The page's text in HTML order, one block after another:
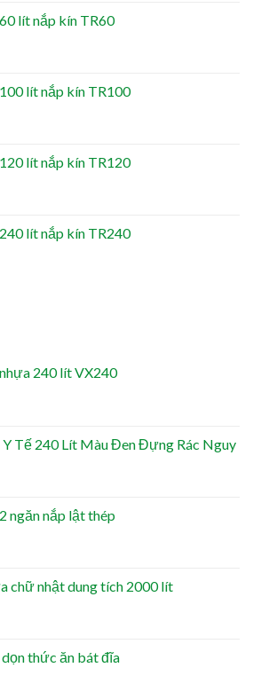
lít nắp kín TR60
lít nắp kín TR100
lít nắp kín TR120
lít nắp kín TR240
240 lít VX240
Y Tế 240 Lít Màu Đen Đựng Rác Nguy
ngăn nắp lật thép
chữ nhật dung tích 2000 lít
thức ăn bát đĩa